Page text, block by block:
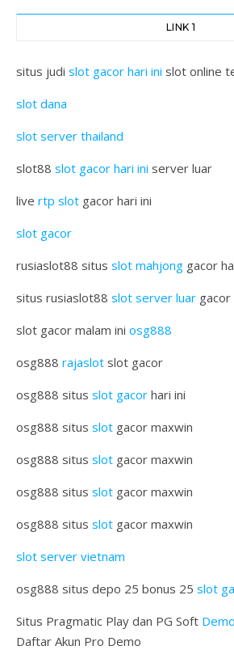
LINK 1
situs judi slot gacor hari ini slot online
slot dana
slot server thailand
slot88 slot gacor hari ini server luar
live rtp slot gacor hari ini
slot gacor
rusiaslot88 situs slot mahjong gacor
situs rusiaslot88 slot server luar gacor
slot gacor malam ini osg888
osg888 rajaslot slot gacor
osg888 situs slot gacor hari ini
osg888 situs slot gacor maxwin
osg888 situs slot gacor maxwin
osg888 situs slot gacor maxwin
osg888 situs slot gacor maxwin
slot server vietnam
osg888 situs depo 25 bonus 25 slot
Situs Pragmatic Play dan PG Soft
Daftar Akun Pro Demo